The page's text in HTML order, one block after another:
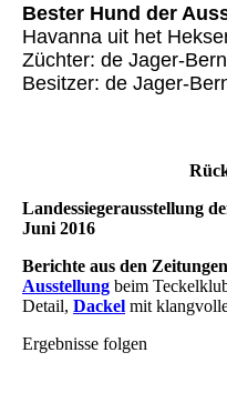
Bester Hund der
Havanna uit het
Züchter: de Jager-
Besitzer: de Jager-
Landessiegerausstellung
Juni 2016
Berichte aus den
Ausstellung beim
Detail, Dackel mit
Ergebnisse folgen